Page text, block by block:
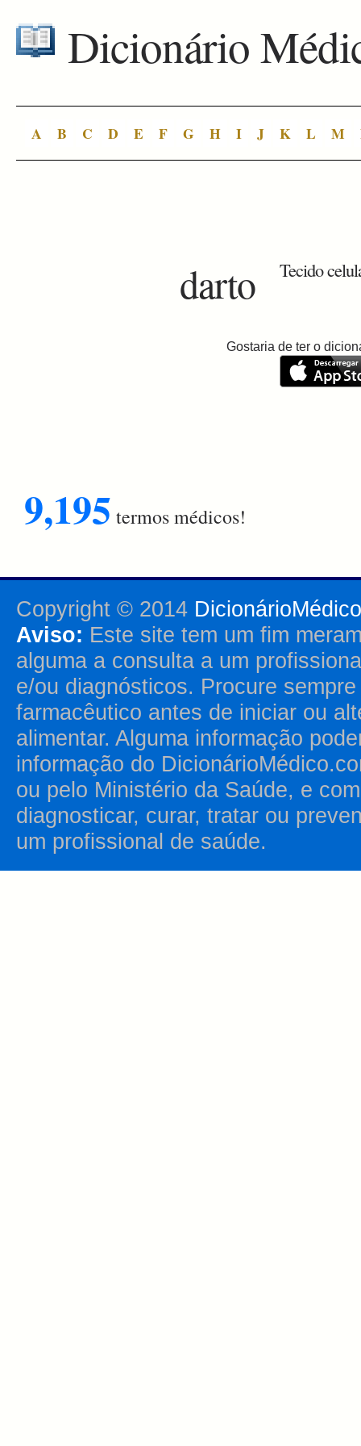
Dicionário
A B C D E F G H I J K L M
darto Tecido
Gostaria de ter o
9,195 termos médicos!
Copyright © 2014
Aviso: Este site tem um fim
alguma a consulta a um
e/ou diagnósticos. Procure
farmacêutico antes de iniciar ou
alimentar. Alguma informação
informação do
ou pelo Ministério da Saúde, e
diagnosticar, curar, tratar ou
um profissional de saúde.